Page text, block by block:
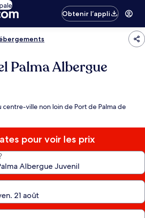
Obtenir l’appli
Palma Albergue
ville non loin de Port de Palma de
pour voir les prix